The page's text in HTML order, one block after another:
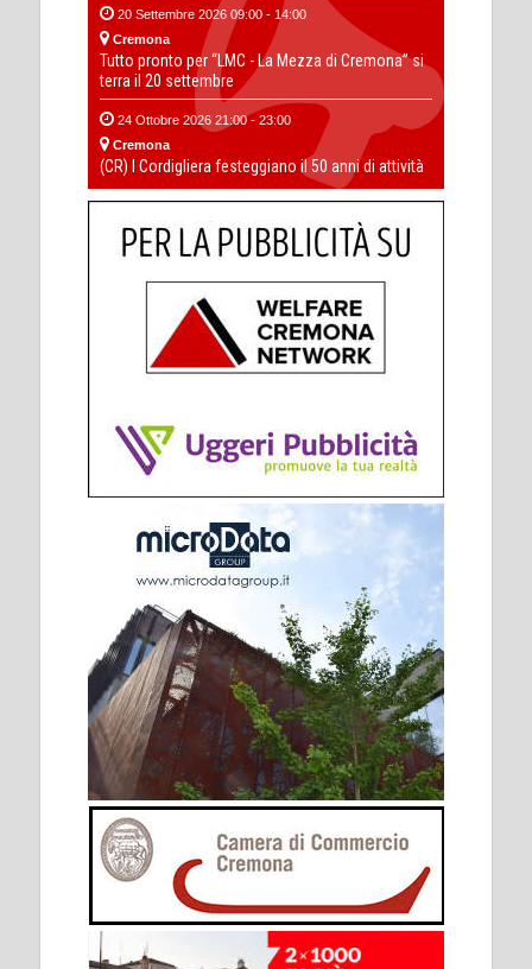
20 Settembre 2026 09:00 - 14:00
Cremona
Tutto pronto per “LMC - La Mezza di Cremona” si
terra il 20 settembre
24 Ottobre 2026 21:00 - 23:00
Cremona
(CR) I Cordigliera festeggiano il 50 anni di attività